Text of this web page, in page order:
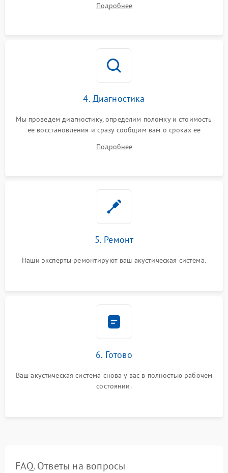
Подробнее
4. Диагностика
Мы проведем диагностику, определим поломку и стоимость
ее восстановления и сразу сообщим вам о сроках ее
Подробнее
5. Ремонт
Наши эксперты ремонтируют ваш акустическая система.
6. Готово
Ваш акустическая система снова у вас в полностью рабочем
состоянии.
FAQ. Ответы на вопросы